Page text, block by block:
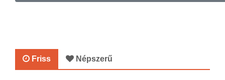
Friss Népszerű